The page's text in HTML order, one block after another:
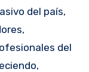
del país,
del